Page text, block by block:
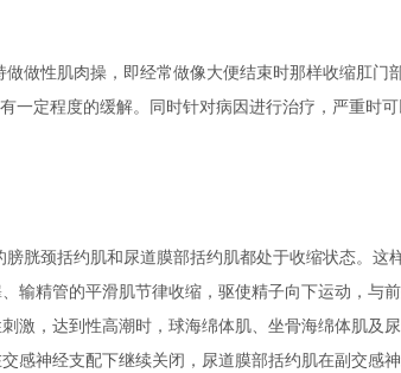
性肌肉操，即经常做像大便结束时那样收缩肛门
一定程度的缓解。同时针对病因进行治疗，严重时可
颈括约肌和尿道膜部括约肌都处于收缩状态。这
输精管的平滑肌节律收缩，驱使精子向下运动，与
激，达到性高潮时，球海绵体肌、坐骨海绵体肌及
感神经支配下继续关闭，尿道膜部括约肌在副交感